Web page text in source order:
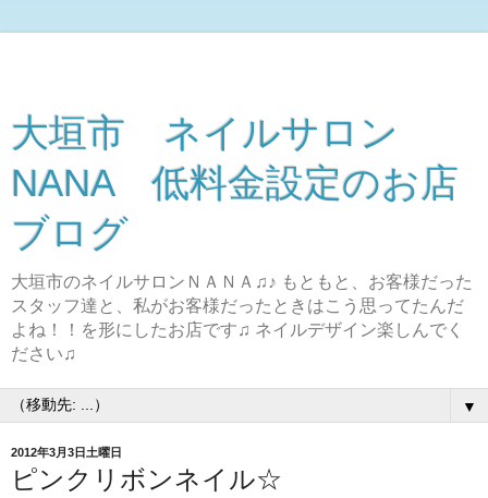
大垣市 ネイルサロン
NANA 低料金設定のお店
ブログ
大垣市のネイルサロンＮＡＮＡ♫♪ もともと、お客様だった
スタッフ達と、私がお客様だったときはこう思ってたんだ
よね！！を形にしたお店です♫ ネイルデザイン楽しんでく
ださい♫
▼
2012年3月3日土曜日
ピンクリボンネイル☆